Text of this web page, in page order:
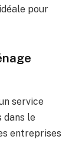
pour
service
dans le
entreprises